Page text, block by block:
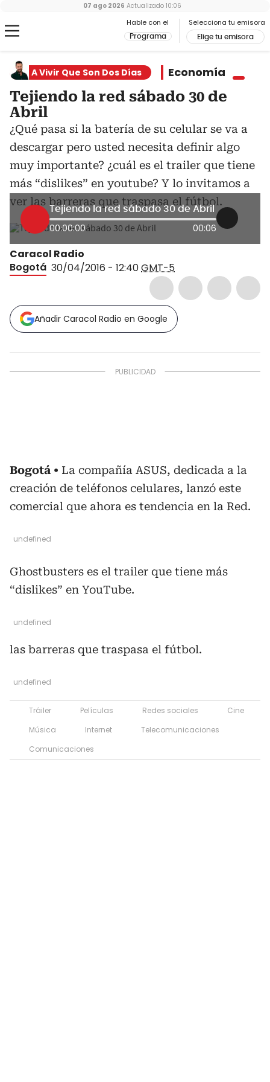
Hable con el
Programa
Selecciona tu emisora
Elige tu emisora
07 ago 2026 Actualizado 10:06
A Vivir Que Son Dos Días Economía
Tejiendo la red sábado 30 de
Abril
¿Qué pasa si la batería de su celular se va a
descargar pero usted necesita definir algo
muy importante? ¿cuál es el trailer que tiene
más “dislikes” en youtube? Y lo invitamos a
ver las barreras que traspasa el fútbol.
Tejiendo la red sábado 30 de Abril
00:00:00 00:06
Caracol Radio
Bogotá 30/04/2016 - 12:40GMT-5
Añadir Caracol Radio en Google
Bogotá
La compañía ASUS, dedicada a la
creación de teléfonos celulares, lanzó este
comercial que ahora es tendencia en la Red.
undefined
Ghostbusters es el trailer que tiene más
“dislikes” en YouTube.
undefined
las barreras que traspasa el fútbol.
undefined
Tráiler Películas Redes sociales
Cine
Música
Internet
Telecomunicaciones
Comunicaciones